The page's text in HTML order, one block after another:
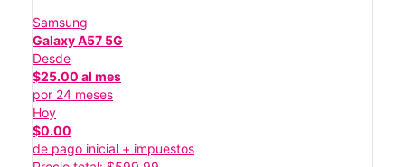
Samsung
Galaxy A57 5G
Desde
$25.00 al mes
por 24 meses
Hoy
$0.00
de pago inicial + impuestos